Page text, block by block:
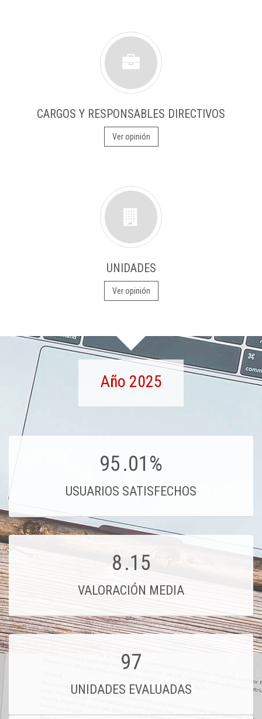
CARGOS Y RESPONSABLES DIRECTIVOS
Ver opinión
UNIDADES
Ver opinión
Año 2025
95.01%
USUARIOS SATISFECHOS
8.15
VALORACIÓN MEDIA
97
UNIDADES EVALUADAS